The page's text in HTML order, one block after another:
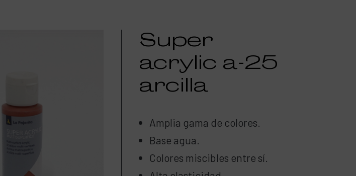
Super
acrylic a-25
arcilla
Amplia gama de colores.
Base agua.
Colores miscibles entre sí.